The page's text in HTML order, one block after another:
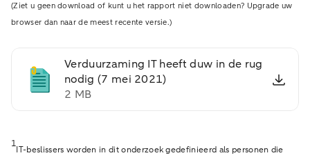
(Ziet u geen download of kunt u het rapport niet downloaden? Upgrade uw
browser dan naar de meest recente versie.)
Verduurzaming IT heeft duw in de rug
nodig (7 mei 2021)
2 MB
1
IT-beslissers worden in dit onderzoek gedefinieerd als personen die